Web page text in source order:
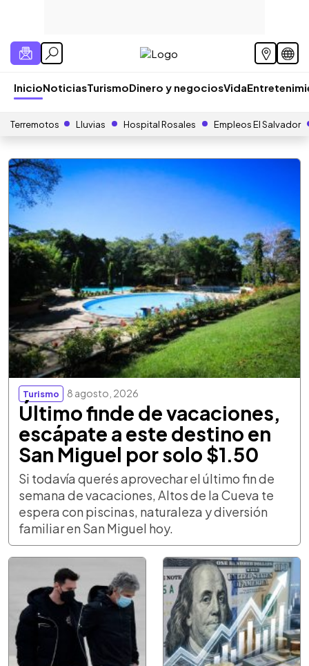
InicioNoticiasTurismoDinero y negociosVida
Terremotos Lluvias Hospital Rosales Empleos El Salvador
Turismo 8 agosto, 2026
Último finde de vacaciones,
escápate a este destino en
San Miguel por solo $1.50
Si todavía querés aprovechar el último fin de
semana de vacaciones, Altos de la Cueva te
espera con piscinas, naturaleza y diversión
familiar en San Miguel hoy.